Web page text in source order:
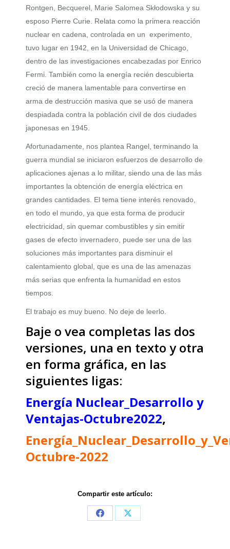
Rontgen, Becquerel, Marie Salomea Skłodowska y su
esposo Pierre Curie. Relata como la primera reacción
nuclear en cadena, controlada en un experimento,
tuvo lugar en 1942, en la Universidad de Chicago,
dentro de las investigaciones encabezadas por Enrico
Fermi. También como la energía recién descubierta
creció de manera lamentable para convertirse en
arma de destrucción masiva que se usó de manera
despiadada contra la población civil de dos ciudades
japonesas en 1945.
Afortunadamente, nos plantea Rangel, terminando la
guerra mundial se iniciaron esfuerzos de desarrollo de
aplicaciones ajenas a lo militar, siendo una de las más
importantes la obtención de energía eléctrica en
grandes cantidades. El tema tiene interés renovado,
en todo el mundo, ya que esta forma de producir
electricidad, sin quemar combustibles y sin emitir
gases de efecto invernadero, puede ser una de las
soluciones más importantes para disminuir el
calentamiento global, que es una de las amenazas
más serias que enfrenta la humanidad en estos
tiempos.
El trabajo es muy bueno. No deje de leerlo.
Baje o vea completas las dos
versiones, una en texto y otra
en forma gráfica, en las
siguientes ligas:
Energía Nuclear_Desarrollo y
Ventajas-Octubre2022,
Octubre-2022
Compartir este artículo:
Share
Share